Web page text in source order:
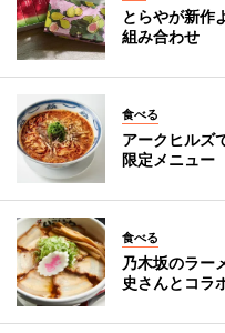
とらやが新作
組み合わせ
食べる
アークヒルズ
限定メニュー
食べる
乃木坂のラー
史さんとコラ